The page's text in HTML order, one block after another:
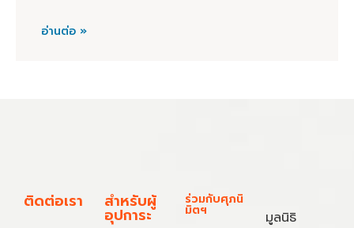
อ่านต่อ »
ติดต่อเรา สำหรับผู้
อุปการะ
ร่วมกับศุภนิ
มิตฯ
มูลนิธิ